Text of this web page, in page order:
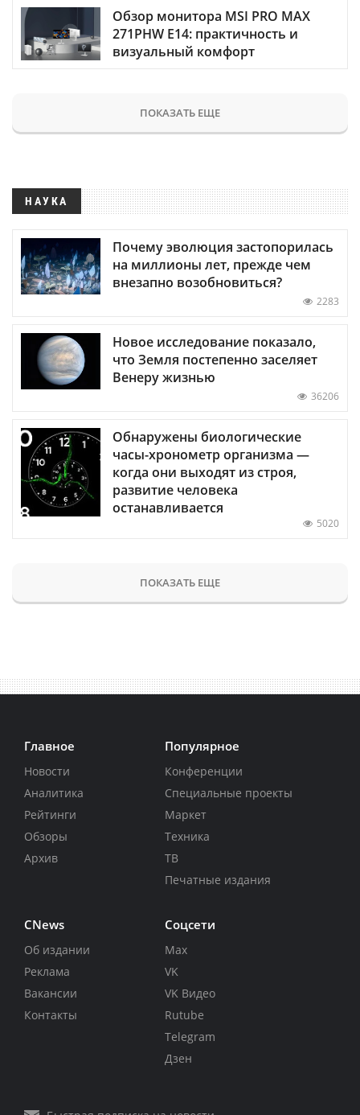
Обзор монитора MSI PRO MAX
271PHW E14: практичность и
визуальный комфорт
ПОКАЗАТЬ ЕЩЕ
НАУКА
Почему эволюция застопорилась
на миллионы лет, прежде чем
внезапно возобновиться?
2283
Новое исследование показало,
что Земля постепенно заселяет
Венеру жизнью
36206
Обнаружены биологические
часы-хронометр организма —
когда они выходят из строя,
развитие человека
останавливается
5020
ПОКАЗАТЬ ЕЩЕ
Главное
Новости
Аналитика
Рейтинги
Обзоры
Архив
Популярное
Конференции
Специальные проекты
Маркет
Техника
ТВ
Печатные издания
CNews
Об издании
Реклама
Вакансии
Контакты
Соцсети
Max
VK
VK Видео
Rutube
Telegram
Дзен